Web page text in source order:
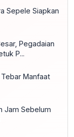
Sepele Siapkan
Pegadaian
P...
Manfaat
Jam Sebelum